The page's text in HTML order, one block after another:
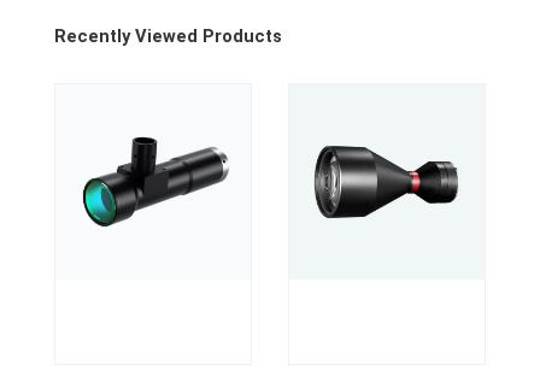
Recently Viewed Products